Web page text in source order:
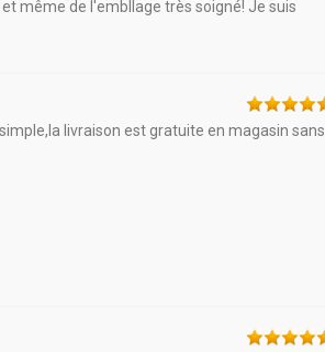
même de l'embllage très soigné! Je suis
livraison est gratuite en magasin sans